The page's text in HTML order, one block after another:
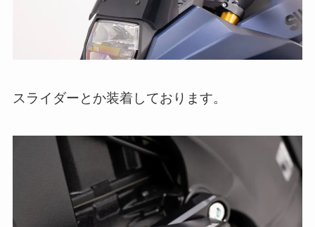
スライダーとか装着しております。